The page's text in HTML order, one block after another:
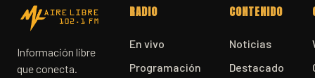
Información libre
que conecta.
RADIO
En vivo
Programación
CONTENIDO
Noticias
Destacado